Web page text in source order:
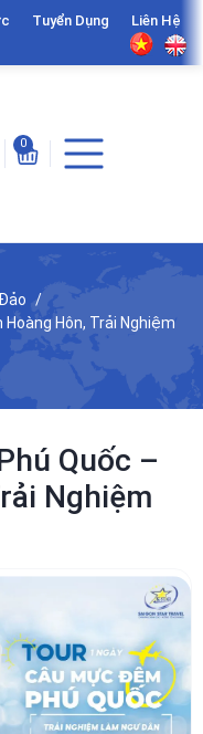
Tuyển Dụng Liên Hệ
0
Hôn, Trải Nghiệm
Quốc –
Nghiệm